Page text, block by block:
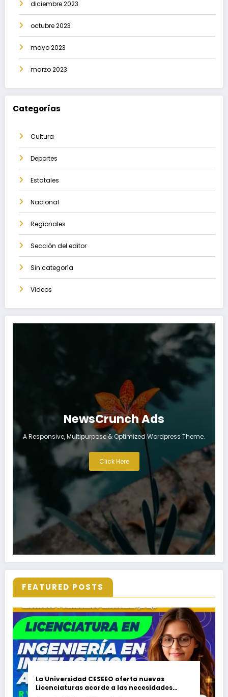
diciembre 2023
octubre 2023
mayo 2023
marzo 2023
Categorías
Cultura
Deportes
Estatales
Nacional
Regionales
Sección del editor
Sin categoría
Videos
NewsCrunch Ads
A Responsive, Multipurpose & Optimized Wordpress Theme.
Click Here
FEATURED POSTS
La Universidad CESEEO oferta nuevas
Licenciaturas acorde a las necesidades